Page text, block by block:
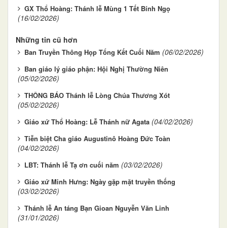
GX Thổ Hoàng: Thánh lễ Mùng 1 Tết Bính Ngọ
(16/02/2026)
Những tin cũ hơn
Ban Truyền Thông Họp Tổng Kết Cuối Năm (06/02/2026)
Ban giáo lý giáo phận: Hội Nghị Thường Niên
(05/02/2026)
THÔNG BÁO Thánh lễ Lòng Chúa Thương Xót
(05/02/2026)
Giáo xứ Thổ Hoàng: Lễ Thánh nữ Agata (04/02/2026)
Tiễn biệt Cha giáo Augustinô Hoàng Đức Toàn
(04/02/2026)
LBT: Thánh lễ Tạ ơn cuối năm (03/02/2026)
Giáo xứ Minh Hưng: Ngày gặp mặt truyền thống
(03/02/2026)
Thánh lễ An táng Bạn Gioan Nguyễn Văn Linh
(31/01/2026)